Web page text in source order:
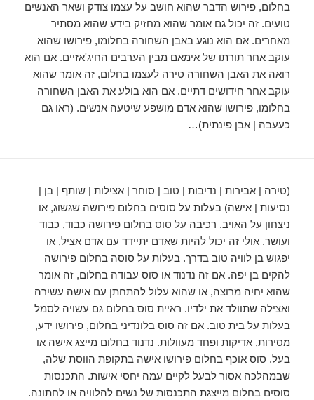
בחלום, פירוש הדבר שהוא חושב על עצמו צודק ושאר האנשים
טועים. זה יכול גם אומר שהוא מחזיק בידע שהוא מסתיר
מאחרים. אם הוא נוגע באבן השחורה בחלומו, פירושו שהוא
עוקב אחר תורתו של אימאם מבין הערבים החיג'אזיים. אם הוא
רואה את האבן השחורה טירה לעצמו בחלום, זה אומר שהוא
עוקב אחר חידושים דתיים. אם הוא בולע את האבן השחורה
בחלומו, פירושו שהוא אדם מושפע שיטעה אנשים. (ראו גם
כעעבה | אבן פינתית)…
(טירה | אבירות | נדיבות | טוב | סוחר | אצילות | שותף | בן |
נסיעות | אישה) בעלות על סוסים בחלום פירושה שגשוג, או
ניצחון על האויב. רכיבה על סוס בחלום פירושה כבוד, כבוד
ועושר. אולי זה יכול להיות שאדם יתיידד עם אדם אציל, או
יפגוש בן לוויה טוב בדרך. בעלות על סוסה בחלום פירושה
להקים בן יפה. אם זה נדנוד או סוס עבודה בחלום, זה אומר
שהוא יחיה מרוצה, או שהוא עלול להתחתן עם אישה עשירה
ואצילה שתוולד את ילדיו. ראיית סוס בחלום גם עשויה לסמל
בעלות על בית טוב. אם זה סוס בלונדיני בחלום, פירושו ידע,
מסירות, אדיקות ופחד מעוולות. נדנוד בחלום מייצג אישה או
בעל. סוס אוכף בחלום פירושו אישה בתקופת הווסת שלה,
שבמהלכה אסור לבעל לקיים עמה יחסי אישות. התכנסות
סוסים בחלום מייצגת התכנסות של נשים להלוויה או לחתונה.